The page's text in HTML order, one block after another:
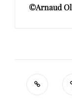
l’article
Post
©Arnaud